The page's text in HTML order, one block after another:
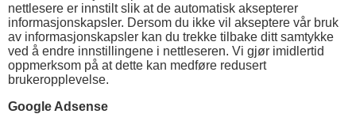
nettlesere er innstilt slik at de automatisk aksepterer
informasjonskapsler. Dersom du ikke vil akseptere vår bruk
av informasjonskapsler kan du trekke tilbake ditt samtykke
ved å endre innstillingene i nettleseren. Vi gjør imidlertid
oppmerksom på at dette kan medføre redusert
brukeropplevelse.
Google Adsense